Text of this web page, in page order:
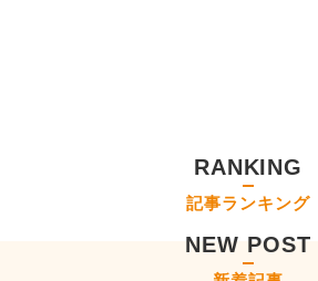
RANKING
記事ランキング
NEW POST